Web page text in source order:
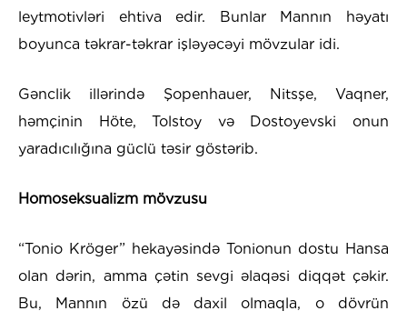
leytmotivləri ehtiva edir. Bunlar Mannın həyatı
boyunca təkrar-təkrar işləyəcəyi mövzular idi.
Gənclik illərində Şopenhauer, Nitsşe, Vaqner,
həmçinin Höte, Tolstoy və Dostoyevski onun
yaradıcılığına güclü təsir göstərib.
Homoseksualizm mövzusu
“Tonio Kröger” hekayəsində Tonionun dostu Hansa
olan dərin, amma çətin sevgi əlaqəsi diqqət çəkir.
Bu, Mannın özü də daxil olmaqla, o dövrün